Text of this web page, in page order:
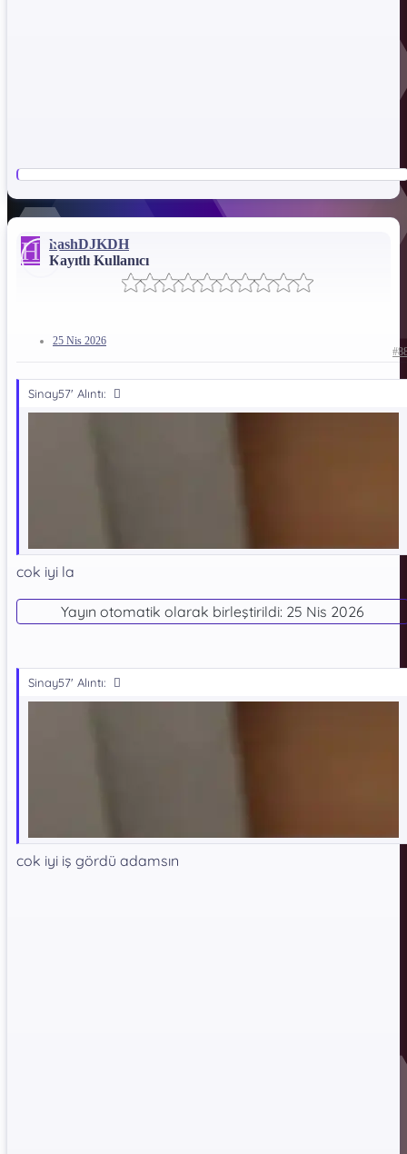
*** Gizli metin: alıntı yapılamaz. ***
H hashDJKDH
Kayıtlı Kullanıcı
25 Nis 2026
Sinay57' Alıntı:
cok iyi la
Yayın otomatik olarak birleştirildi: 25 Nis 2026
Sinay57' Alıntı:
cok iyi iş gördü adamsın